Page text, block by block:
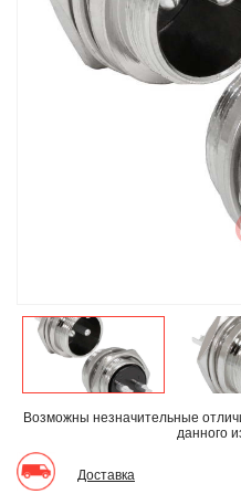
Возможны незначительные
данного
Доставка